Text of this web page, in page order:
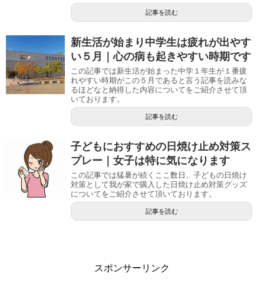
記事を読む
新生活が始まり中学生は疲れが出やす
い５月｜心の病も起きやすい時期です
この記事では新生活が始まった中学１年生が１番疲
れやすい時期がこの５月であると言う記事を読みな
るほどなと納得した内容についてをご紹介させて頂
いております。
記事を読む
子どもにおすすめの日焼け止め対策ス
プレー｜女子は特に気になります
この記事では猛暑が続くここ数日、子どもの日焼け
対策として我が家で購入した日焼け止め対策グッズ
についてをご紹介させて頂いております。
記事を読む
スポンサーリンク